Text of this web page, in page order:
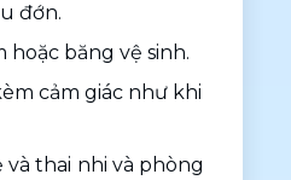
đớn.
hoặc băng vệ sinh.
cảm giác như khi
thai nhi và phòng